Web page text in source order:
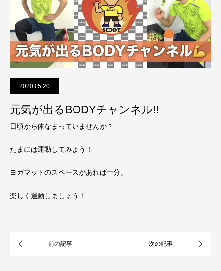
2020.05.20
元気が出るBODYチャンネル!!
日頃から体なまっていませんか？
たまには運動してみよう！
ヨガマットのスペースがあれば十分。
楽しく運動しましょう！